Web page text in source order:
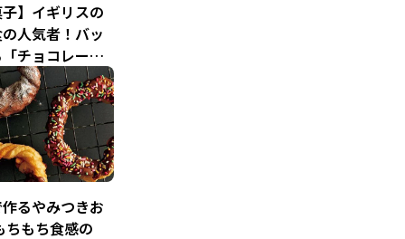
】イギリスの
人気者！バッ
チョコレート
ト」
るやみつきお
ちもち食感の